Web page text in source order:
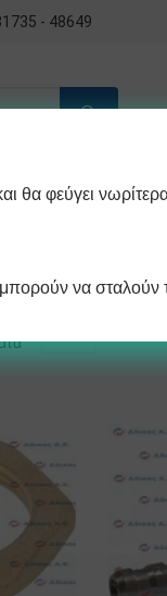
- 48649
Κατασκευή
θα φεύγει
να σταλούν